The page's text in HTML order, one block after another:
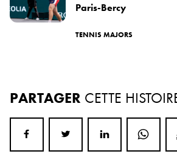
Paris-Bercy
TENNIS MAJORS
PARTAGER CETTE